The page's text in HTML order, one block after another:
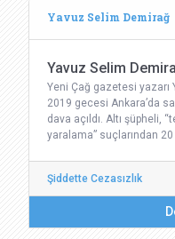
Yavuz Selim Demirağ
Yavuz Selim
Yeni Çağ gazetesi yazarı
2019 gecesi Ankara’da
dava açıldı. Altı şüpheli,
yaralama” suçlarından 20
Şiddette Cezasızlık